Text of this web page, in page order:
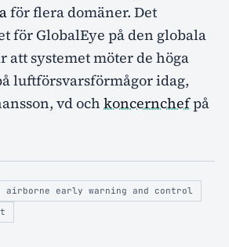
för flera domäner. Det
för GlobalEye på den globala
att systemet möter de höga
luftförsvarsförmågor idag,
vd och koncernchefpå
airborne early warning and control